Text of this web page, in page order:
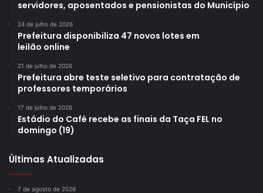
servidores, aposentados e pensionistas do Município
24 de julho de 2026
Prefeitura disponibiliza 47 novos lotes em
leilão online
21 de julho de 2026
Prefeitura abre teste seletivo para contratação de
professores temporários
17 de julho de 2026
Estádio do Café recebe as finais da Taça FEL no
domingo (19)
Últimas Atualizadas
7 de agosto de 2026